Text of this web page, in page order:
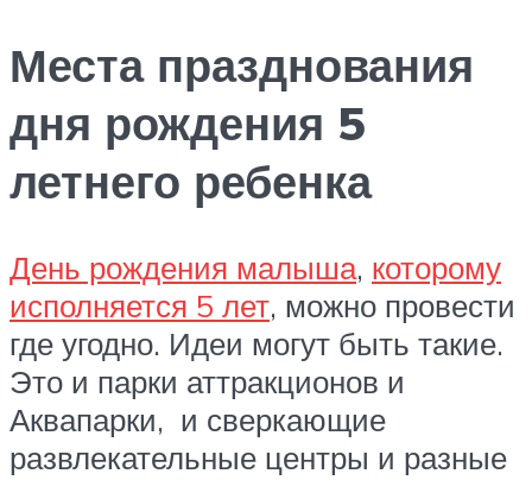
Места празднования
дня рождения 5
летнего ребенка
День рождения малыша, которому
исполняется 5 лет, можно провести
где угодно. Идеи могут быть такие.
Это и парки аттракционов и
Аквапарки, и сверкающие
развлекательные центры и разные